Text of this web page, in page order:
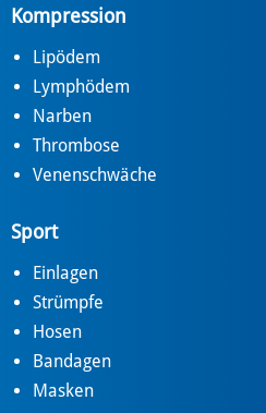
Kompression
Lipödem
Lymphödem
Narben
Thrombose
Venenschwäche
Sport
Einlagen
Strümpfe
Hosen
Bandagen
Masken